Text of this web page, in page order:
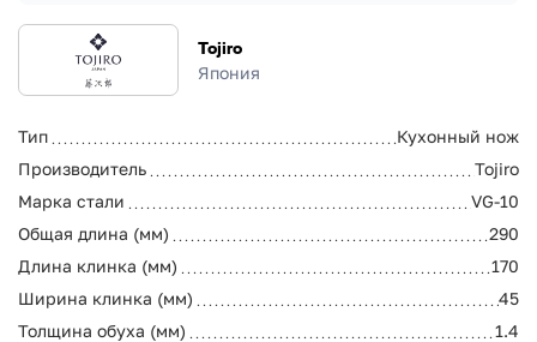
Tojiro
Япония
Тип
Кухонный нож
Производитель
Tojiro
Марка стали
VG-10
Общая длина (мм)
290
Длина клинка (мм)
170
Ширина клинка (мм)
45
Толщина обуха (мм)
1.4